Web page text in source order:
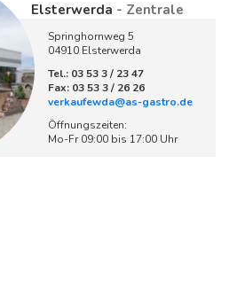
Elsterwerda - Zentrale
Springhornweg 5
04910 Elsterwerda
Tel.: 03 53 3 / 23 47
Fax: 03 53 3 / 26 26
verkaufewda@as-gastro.de
Öffnungszeiten:
Mo-Fr 09:00 bis 17:00 Uhr